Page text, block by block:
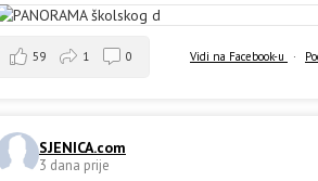
Vidi na Facebook-u ·
59 1 0
SJENICA.com
3 dana prije